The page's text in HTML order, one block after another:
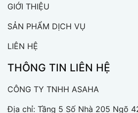
GIỚI THIỆU
SẢN PHẨM DỊCH VỤ
LIÊN HỆ
THÔNG TIN LIÊN HỆ
CÔNG TY TNHH ASAHA
Địa chỉ: Tầng 5 Số Nhà 205 Ngõ